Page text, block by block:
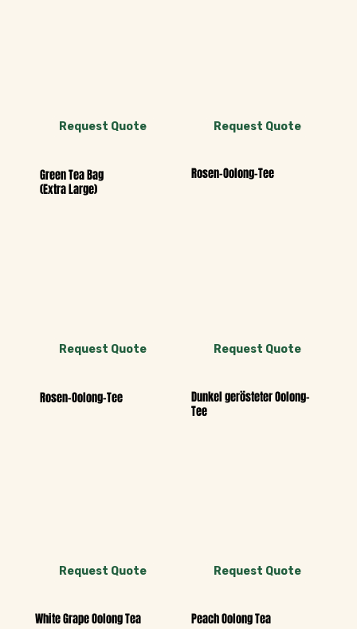
Request Quote
Green Tea Bag
(Extra Large)
Rosen-Oolong-Tee
Request Quote
Request Quote
Rosen-Oolong-Tee
Dunkel gerösteter Oolong-
Tee
Request Quote
Request Quote
White Grape Oolong Tea Peach Oolong Tea
Request Quote